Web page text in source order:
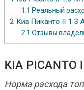
1.1 Реальный
2 Киа Пиканто II 1.3
2.1 Отзывы
KIA
Норма расхода